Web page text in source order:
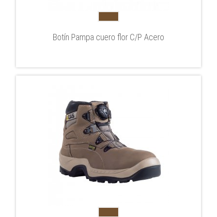
Botín Pampa cuero flor C/P Acero